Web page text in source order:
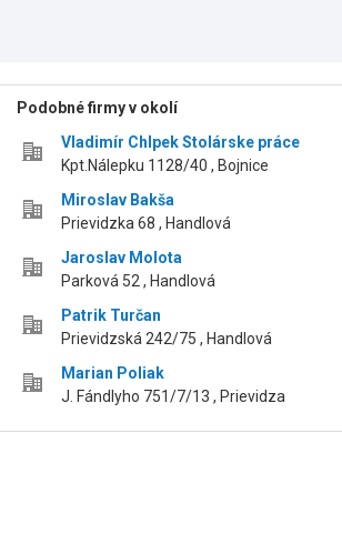
Podobné firmy v okolí
Vladimír Chlpek Stolárske práce
Kpt.Nálepku 1128/40 , Bojnice
Miroslav Bakša
Prievidzka 68 , Handlová
Jaroslav Molota
Parková 52 , Handlová
Patrik Turčan
Prievidzská 242/75 , Handlová
Marian Poliak
J. Fándlyho 751/7/13 , Prievidza